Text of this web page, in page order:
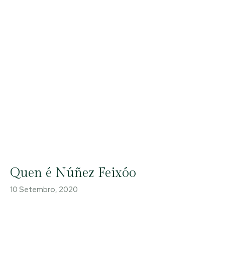
Quen é Núñez Feixóo
10 Setembro, 2020